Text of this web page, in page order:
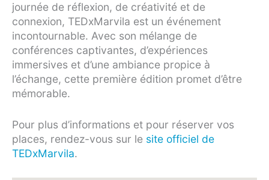
journée de réflexion, de créativité et de
connexion, TEDxMarvila est un événement
incontournable. Avec son mélange de
conférences captivantes, d’expériences
immersives et d’une ambiance propice à
l’échange, cette première édition promet d’être
mémorable.
Pour plus d’informations et pour réserver vos
places, rendez-vous sur le site officiel de
TEDxMarvila.